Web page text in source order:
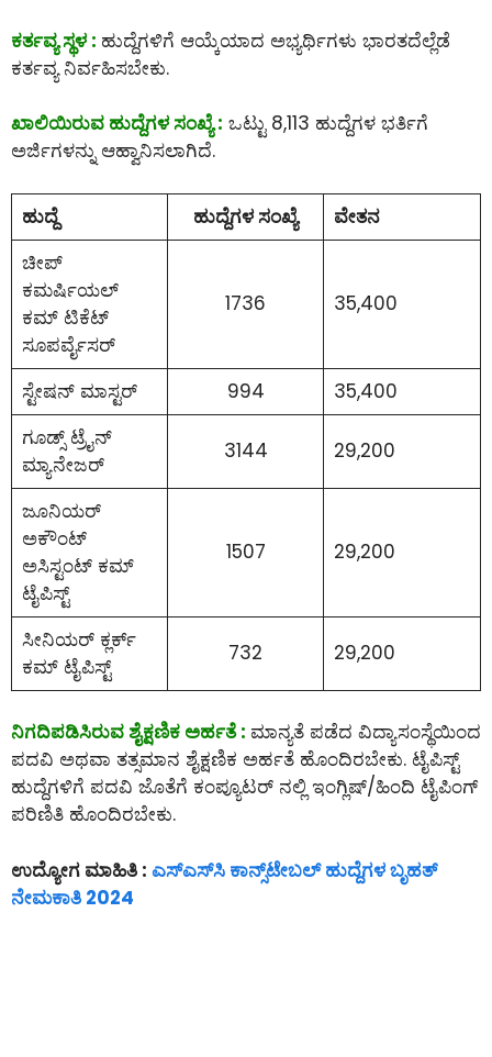
ಕರ್ತವ್ಯ ಸ್ಥಳ : ಹುದ್ದೆಗಳಿಗೆ ಆಯ್ಕೆಯಾದ ಅಭ್ಯರ್ಥಿಗಳು ಭಾರತದೆಲ್ಲೆಡೆ
ಕರ್ತವ್ಯ ನಿರ್ವಹಿಸಬೇಕು.
ಖಾಲಿಯಿರುವ ಹುದ್ದೆಗಳ ಸಂಖ್ಯೆ : ಒಟ್ಟು 8,113 ಹುದ್ದೆಗಳ ಭರ್ತಿಗೆ
ಅರ್ಜಿಗಳನ್ನು ಆಹ್ವಾನಿಸಲಾಗಿದೆ.
ಹುದ್ದೆ ಹುದ್ದೆಗಳ ಸಂಖ್ಯೆ
ವೇತನ
ಚೀಪ್
ಕಮರ್ಷಿಯಲ್
ಕಮ್ ಟಿಕೆಟ್
ಸೂಪರ್ವೈಸರ್
1736 35,400
ಸ್ಟೇಷನ್ ಮಾಸ್ಟರ್ 994
35,400
ಗೂಡ್ಸ್ ಟ್ರೈನ್
ಮ್ಯಾನೇಜರ್
3144 29,200
ಜೂನಿಯರ್
ಅಕೌಂಟ್
ಅಸಿಸ್ಟಂಟ್ ಕಮ್
ಟೈಪಿಸ್ಟ್
1507 29,200
ಸೀನಿಯರ್ ಕ್ಲರ್ಕ್
ಕಮ್ ಟೈಪಿಸ್ಟ್
732 29,200
ನಿಗದಿಪಡಿಸಿರುವ ಶೈಕ್ಷಣಿಕ ಅರ್ಹತೆ : ಮಾನ್ಯತೆ ಪಡೆದ ವಿದ್ಯಾಸಂಸ್ಥೆಯಿಂದ
ಪದವಿ ಅಥವಾ ತತ್ಸಮಾನ ಶೈಕ್ಷಣಿಕ ಅರ್ಹತೆ ಹೊಂದಿರಬೇಕು. ಟೈಪಿಸ್ಟ್
ಹುದ್ದೆಗಳಿಗೆ ಪದವಿ ಜೊತೆಗೆ ಕಂಪ್ಯೂಟರ್ ನಲ್ಲಿ ಇಂಗ್ಲಿಷ್/ಹಿಂದಿ ಟೈಪಿಂಗ್
ಪರಿಣಿತಿ ಹೊಂದಿರಬೇಕು.
ಉದ್ಯೋಗ ಮಾಹಿತಿ : ಎಸ್‌ಎಸ್‌ಸಿ ಕಾನ್ಸ್‌ಟೇಬಲ್‌ ಹುದ್ದೆಗಳ ಬೃಹತ್
ನೇಮಕಾತಿ 2024